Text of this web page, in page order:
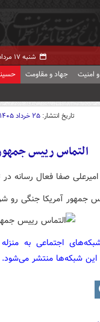
شنبه ۱۷ مرداد ۱۴۰۵ -
امنیت جهاد و مقاومت
تاریخ انتشار: ۲۵ خرداد ۱۴۰۵ - ۱۳:۳۴
التماس رییس
امیرعلی صفا فعال رسانه در
جمهور آمریکا جنگی
اجتماعی به
این شبکه‌ها منتشر می‌شود.